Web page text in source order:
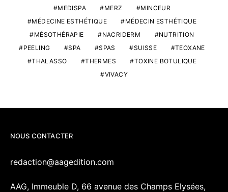
MEDISPA
MERZ
MINCEUR
MÉDECINE ESTHÉTIQUE
MÉDECIN ESTHÉTIQUE
MÉSOTHÉRAPIE
NACRIDERM
NUTRITION
PEELING
SPA SPAS SUISSE
TEOXANE
THALASSO
THERMES
TOXINE BOTULIQUE
VIVACY
NOUS CONTACTER
redaction@aagedition.com
AAG, Immeuble D, 66 avenue des Champs Elysées,